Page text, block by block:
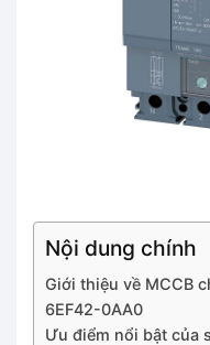
Nội dung chính
Giới thiệu về MCCB
6EF42-0AA0
Ưu điểm nổi bật của